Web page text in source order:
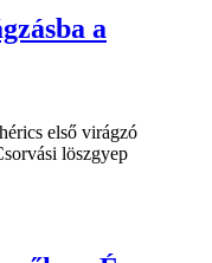
a
első virágzó
löszgyep